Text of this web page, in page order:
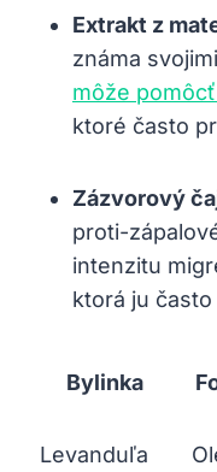
Extrakt z
známa
môže
ktoré často
Zázvorový
⁣proti-
intenzitu
ktorá ju
Bylinka
Levanduľa